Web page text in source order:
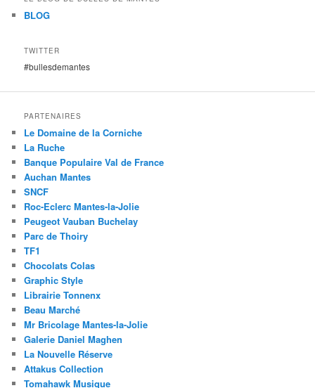
BLOG
TWITTER
#bullesdemantes
PARTENAIRES
Le Domaine de la Corniche
La Ruche
Banque Populaire Val de France
Auchan Mantes
SNCF
Roc-Eclerc Mantes-la-Jolie
Peugeot Vauban Buchelay
Parc de Thoiry
TF1
Chocolats Colas
Graphic Style
Librairie Tonnenx
Beau Marché
Mr Bricolage Mantes-la-Jolie
Galerie Daniel Maghen
La Nouvelle Réserve
Attakus Collection
Tomahawk Musique